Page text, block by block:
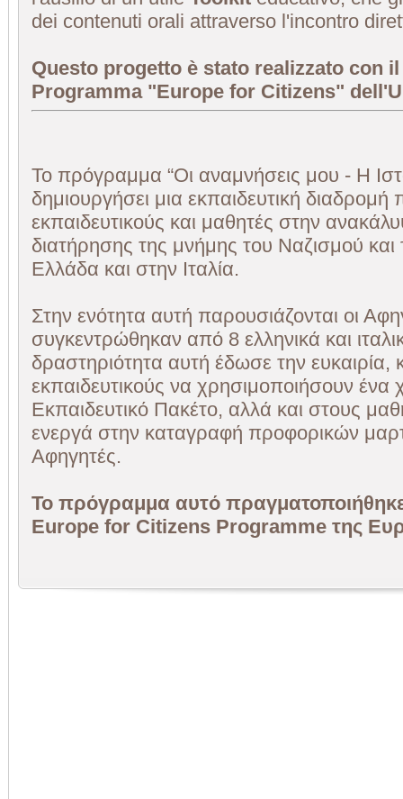
dei contenuti orali attraverso l'incontro
Questo progetto è stato realizzato con
Programma "Europe for Citizens"
Το πρόγραμμα “Οι αναμνήσεις μου - Η
δημιουργήσει μια εκπαιδευτική
εκπαιδευτικούς και μαθητές στην
διατήρησης της μνήμης του Ναζισμού
Ελλάδα και στην Ιταλία.
Στην ενότητα αυτή παρουσιάζονται οι
συγκεντρώθηκαν από 8 ελληνικά και
δραστηριότητα αυτή έδωσε την ευκαιρία,
εκπαιδευτικούς να χρησιμοποιήσουν
Εκπαιδευτικό Πακέτο, αλλά και στους
ενεργά στην καταγραφή προφορικών
Αφηγητές.
Το πρόγραμμα αυτό πραγματοποιήθηκε
Europe for Citizens Programme της